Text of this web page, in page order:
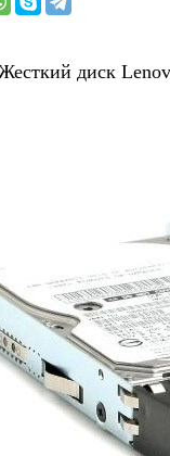
диск